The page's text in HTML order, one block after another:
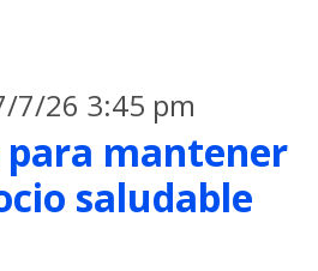
7/26 3:45 pm
para mantener
saludable